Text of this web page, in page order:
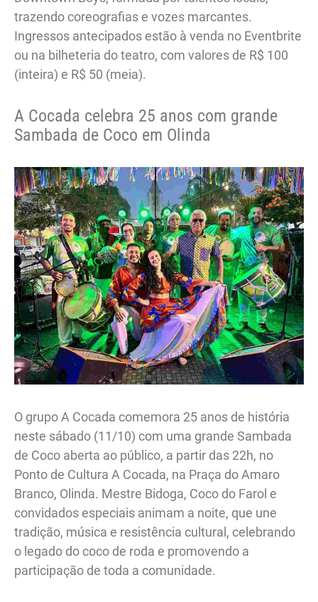
trazendo coreografias e vozes marcantes.
Ingressos antecipados estão à venda no Eventbrite
ou na bilheteria do teatro, com valores de R$ 100
(inteira) e R$ 50 (meia).
A Cocada celebra 25 anos com grande
Sambada de Coco em Olinda
O grupo A Cocada comemora 25 anos de história
neste sábado (11/10) com uma grande Sambada
de Coco aberta ao público, a partir das 22h, no
Ponto de Cultura A Cocada, na Praça do Amaro
Branco, Olinda. Mestre Bidoga, Coco do Farol e
convidados especiais animam a noite, que une
tradição, música e resistência cultural, celebrando
o legado do coco de roda e promovendo a
participação de toda a comunidade.